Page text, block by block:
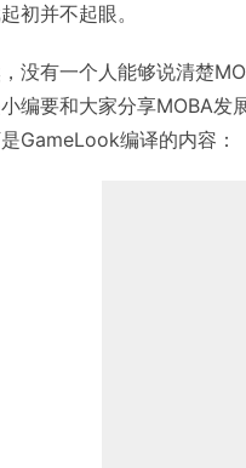
初并不起眼。
没有一个人能够说清楚
编要和大家分享MOBA发
GameLook编译的内容：